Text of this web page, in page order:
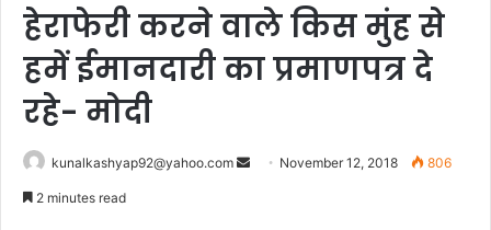
हेराफेरी करने वाले किस मुंह से
हमें ईमानदारी का प्रमाणपत्र दे
रहे- मोदी
kunalkashyap92@yahoo.com
Send November 12, 2018 806
2 minutes read